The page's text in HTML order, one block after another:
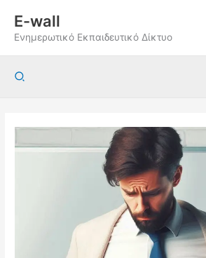
περιεχόμενο
E-wall
Ενημερωτικό Εκπαιδευτικό Δίκτυο
Αναζήτηση